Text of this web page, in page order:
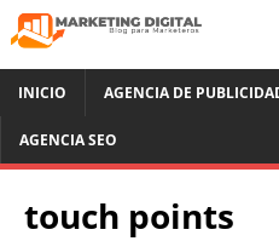
INICIO AGENCIA DE
AGENCIA SEO
touch points